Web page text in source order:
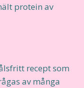
protein av
recept som
av många